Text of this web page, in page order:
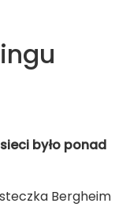
było ponad
Bergheim